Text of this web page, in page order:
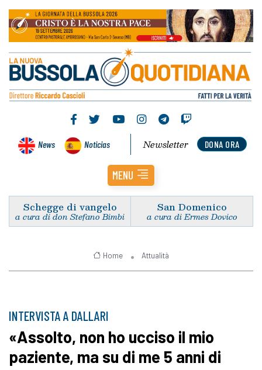
News Noticias DONA ORA
Newsletter
MENU
Schegge di vangelo
a cura di don Stefano Bimbi
San Domenico
a cura di Ermes Dovico
Home Attualità
INTERVISTA A DALLARI
«Assolto, non ho ucciso il mio
paziente, ma su di me 5 anni di